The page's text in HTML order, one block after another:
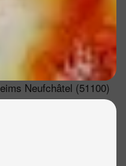
Neufchâtel (51100)